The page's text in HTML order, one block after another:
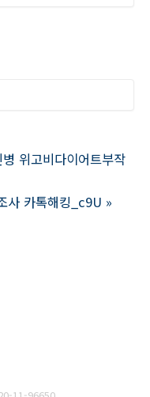
위고비다이어트부작
사 카톡해킹_c9U »